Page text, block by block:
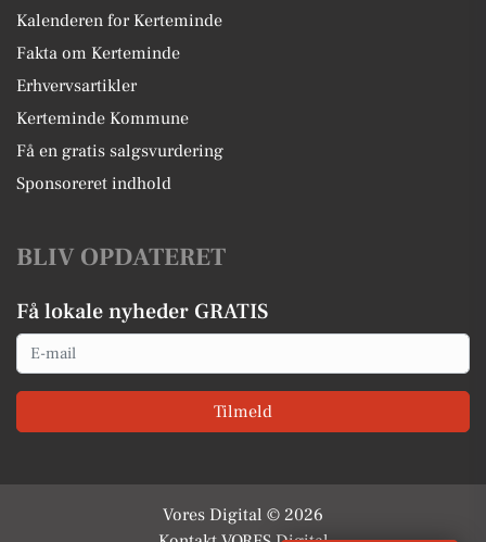
Kalenderen for Kerteminde
Fakta om Kerteminde
Erhvervsartikler
Kerteminde Kommune
Få en gratis salgsvurdering
Sponsoreret indhold
BLIV OPDATERET
Få lokale nyheder GRATIS
Email
Tilmeld
Vores Digital © 2026